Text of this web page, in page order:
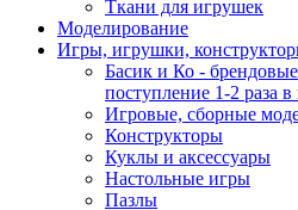
Ткани для игрушек
Моделирование
Игры, игрушки,
Басик и Ко -
поступление 1-2 раза
Игровые, сборные
Конструкторы
Куклы и аксессуары
Настольные игры
Пазлы